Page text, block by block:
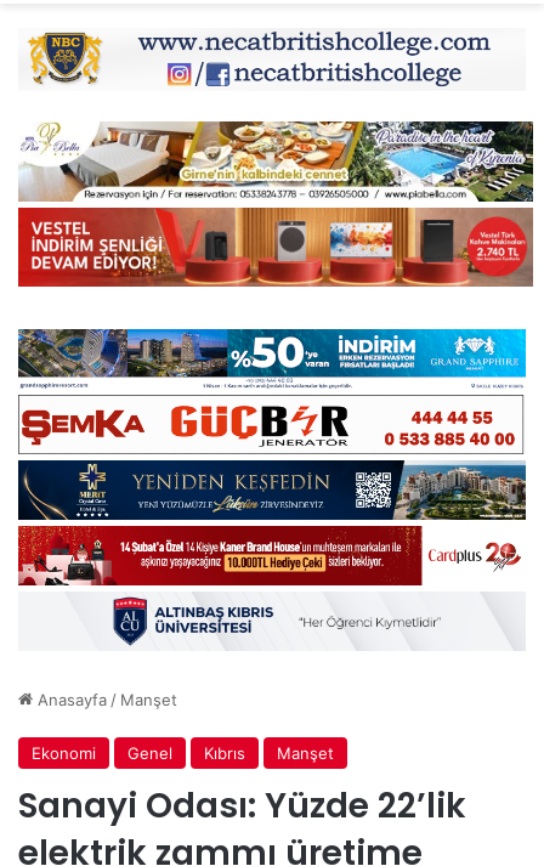
Anasayfa / Manşet
Ekonomi Genel Kıbrıs Manşet
Sanayi Odası: Yüzde 22’lik
elektrik zammı üretime